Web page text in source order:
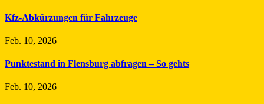
Kfz-Abkürzungen für Fahrzeuge
Feb. 10, 2026
Punktestand in Flensburg abfragen – So gehts
Feb. 10, 2026